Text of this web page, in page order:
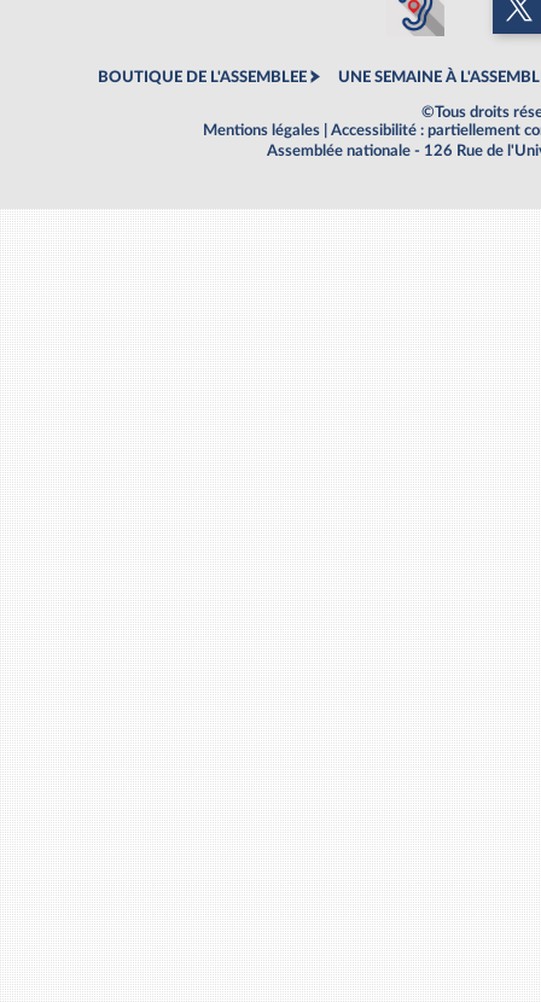
BOUTIQUE DE L'ASSEMBLEE UNE SEMAINE À
©Tous droits
Mentions légales
Accessibilité : partiellement
Assemblée nationale - 126 Rue de